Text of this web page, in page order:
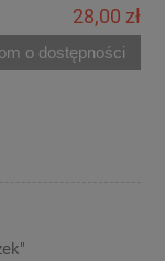
28,00 zł
o dostępności